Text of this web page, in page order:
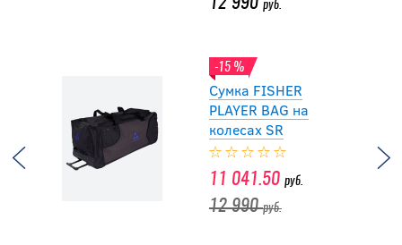
руб.
-15 %
Сумка FISHER
PLAYER BAG на
колесах SR
11 041.50 руб.
12 990руб.